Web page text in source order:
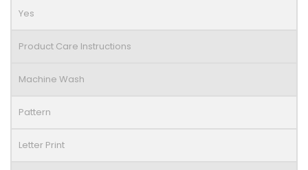
Yes
Product Care Instructions
Machine Wash
Pattern
Letter Print